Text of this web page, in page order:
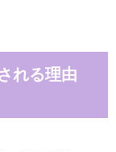
れる理由